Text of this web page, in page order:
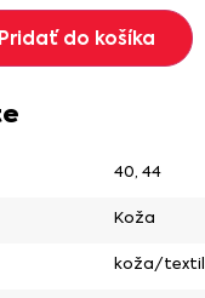
Pridať do košíka
40, 44
Koža
koža/textil